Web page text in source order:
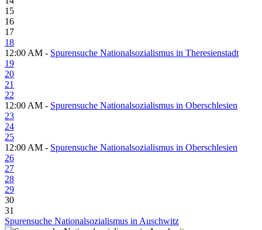
15
16
17
18
12:00 AM - Spurensuche Nationalsozialismus in Theresienstadt
19
20
21
22
12:00 AM - Spurensuche Nationalsozialismus in Oberschlesien
23
24
25
12:00 AM - Spurensuche Nationalsozialismus in Oberschlesien
26
27
28
29
30
31
Spurensuche Nationalsozialismus in Auschwitz